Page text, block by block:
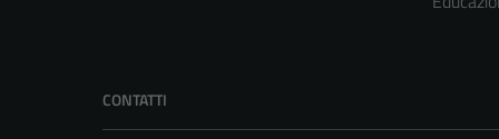
CONTATTI